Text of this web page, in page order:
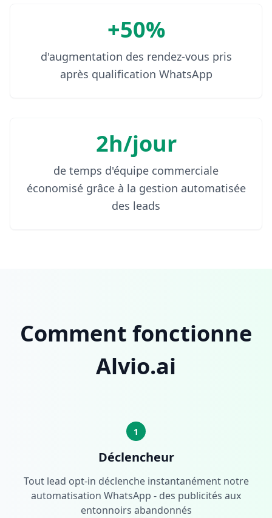
+50%
d'augmentation des rendez-vous pris
après qualification WhatsApp
2h/jour
de temps d'équipe commerciale
économisé grâce à la gestion automatisée
des leads
Comment fonctionne
Alvio.ai
1
Déclencheur
Tout lead opt-in déclenche instantanément notre
automatisation WhatsApp - des publicités aux
entonnoirs abandonnés